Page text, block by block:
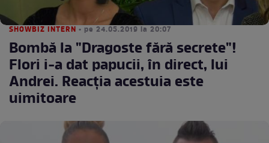
SHOWBIZ INTERN • pe 24.05.2019 la 20:07
Bombă la "Dragoste fără secrete"!
Flori i-a dat papucii, în direct, lui
Andrei. Reacţia acestuia este
uimitoare